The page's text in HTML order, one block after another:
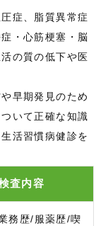
症、脂質異常症
・心筋梗塞・脳
の質の低下や医
早期発見のため
いて正確な知識
活習慣病健診を
査内容
務歴/服薬歴/喫